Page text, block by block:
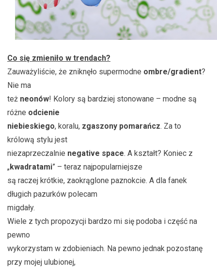
Co się zmieniło w trendach?
Zauważyliście, że zniknęło supermodne ombre/gradient?
Nie ma
też neonów! Kolory są bardziej stonowane – modne są
różne odcienie
niebieskiego, koralu, zgaszony pomarańcz. Za to
królową stylu jest
niezaprzeczalnie negative space. A kształt? Koniec z
„kwadratami” – teraz najpopularniejsze
są raczej krótkie, zaokrąglone paznokcie. A dla fanek
długich pazurków polecam
migdały.
Wiele z tych propozycji bardzo mi się podoba i część na
pewno
wykorzystam w zdobieniach. Na pewno jednak pozostanę
przy mojej ulubionej,